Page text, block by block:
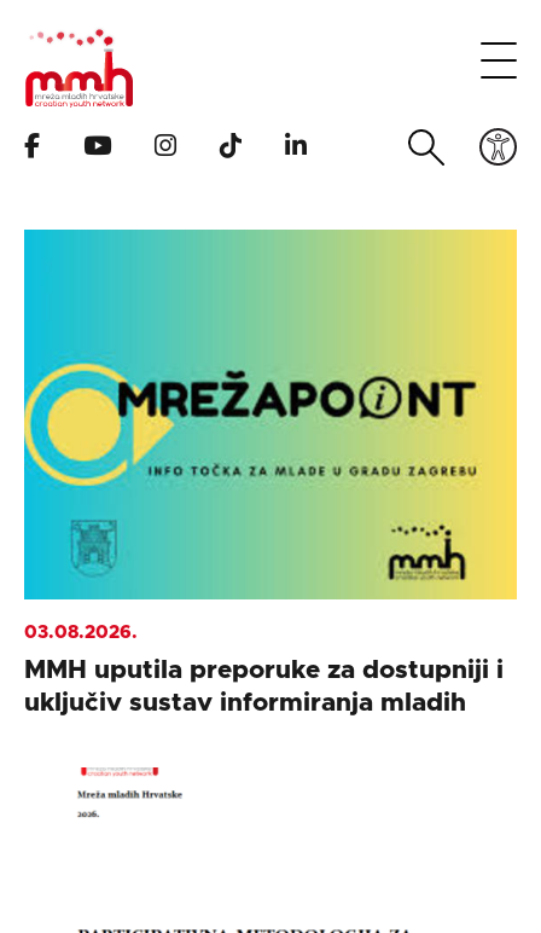
03.08.2026.
MMH uputila preporuke za dostupniji i
uključiv sustav informiranja mladih